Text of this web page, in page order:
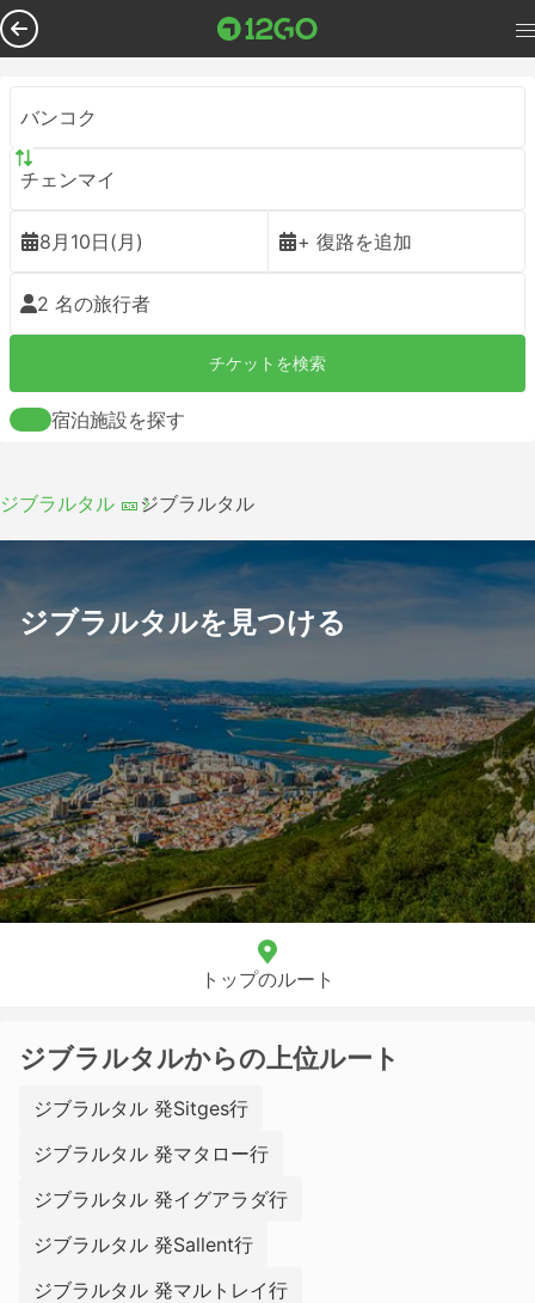
バンコク
チェンマイ
8月10日(月) + 復路を追加
2 名の旅行者
チケットを検索
宿泊施設を探す
ジブラルタル 🎫 ジブラルタル
ジブラルタルを見つける
トップのルート
ジブラルタルからの上位ルート
ジブラルタル 発Sitges行
ジブラルタル 発マタロー行
ジブラルタル 発イグアラダ行
ジブラルタル 発Sallent行
ジブラルタル 発マルトレイ行